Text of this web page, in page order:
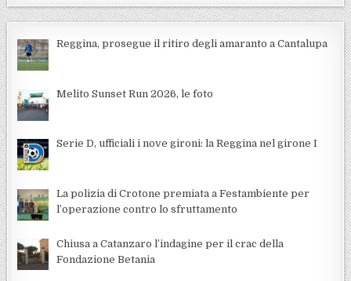
Reggina, prosegue il ritiro degli amaranto a Cantalupa
Melito Sunset Run 2026, le foto
Serie D, ufficiali i nove gironi: la Reggina nel girone I
La polizia di Crotone premiata a Festambiente per
l’operazione contro lo sfruttamento
Chiusa a Catanzaro l’indagine per il crac della
Fondazione Betania